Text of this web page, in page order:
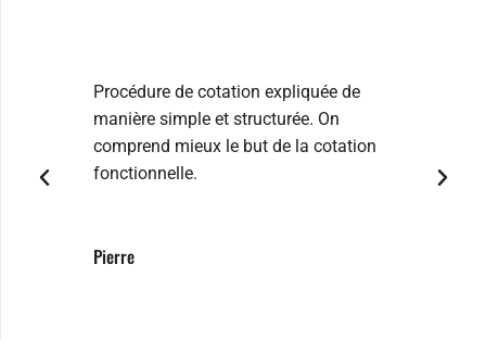
Procédure de cotation expliquée de
manière simple et structurée. On
comprend mieux le but de la cotation
fonctionnelle.
Pierre